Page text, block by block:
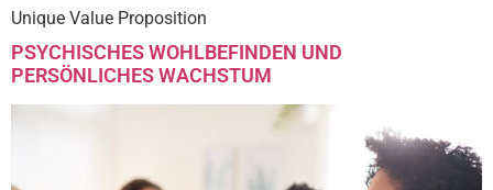
Unique Value Proposition
PSYCHISCHES WOHLBEFINDEN UND
PERSÖNLICHES WACHSTUM